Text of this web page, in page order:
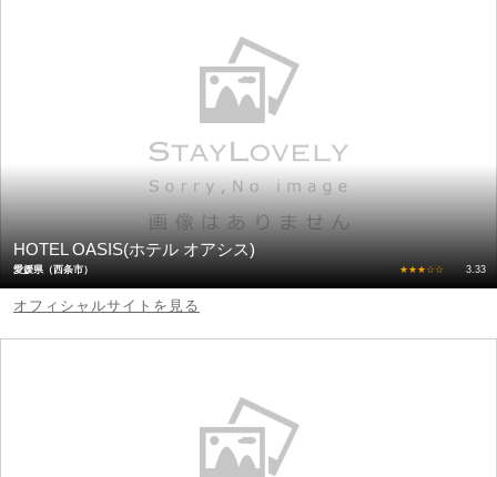
HOTEL OASIS(ホテル オアシス)
愛媛県（西条市） ★★★☆☆ 3.33
オフィシャルサイトを見る